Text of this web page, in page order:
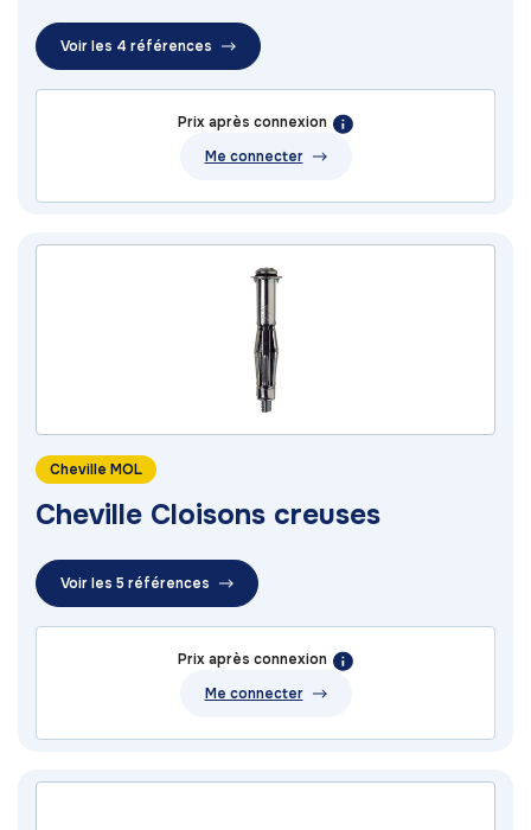
Voir les 4 références
Prix après connexion
Me connecter
Cheville MOL
Cheville Cloisons creuses
Voir les 5 références
Prix après connexion
Me connecter